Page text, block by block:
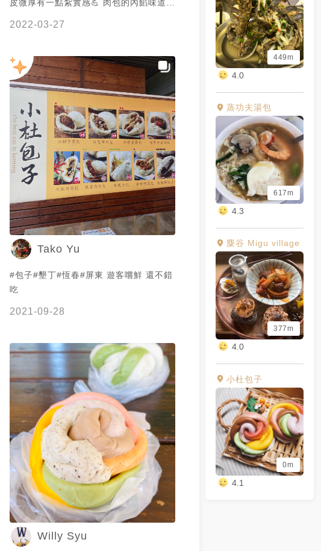
449m
4.0
蒸功夫湯包
617m
4.3
麋谷 Migu village
377m
4.0
小杜包子
0m
4.1
皮微厚有一點紮實感💪 肉包的內餡味道不
2022-03-27
Tako Yu
#包子#墾丁#恆春#屏東 遊客嚐鮮 還不錯
吃
2021-09-28
Willy Syu